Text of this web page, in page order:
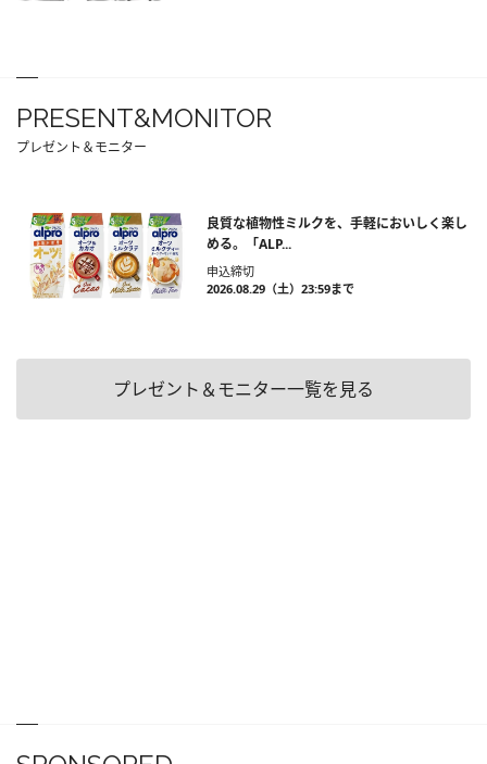
PRESENT&MONITOR
プレゼント＆モニター
良質な植物性ミルクを、手軽においしく楽し
める。「ALP...
申込締切
2026.08.29（土）23:59まで
プレゼント＆モニター一覧を見る